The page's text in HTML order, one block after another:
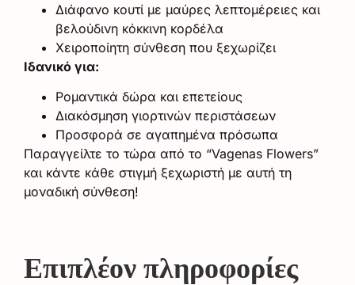
Διάφανο κουτί με μαύρες λεπτομέρειες και
βελούδινη κόκκινη κορδέλα
Χειροποίητη σύνθεση που ξεχωρίζει
Ιδανικό για:
Ρομαντικά δώρα και επετείους
Διακόσμηση γιορτινών περιστάσεων
Προσφορά σε αγαπημένα πρόσωπα
Παραγγείλτε το τώρα από το “Vagenas Flowers”
και κάντε κάθε στιγμή ξεχωριστή με αυτή τη
μοναδική σύνθεση!
Επιπλέον πληροφορίες